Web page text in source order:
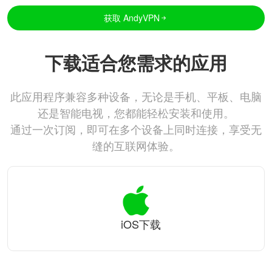
获取 AndyVPN
下载适合您需求的应用
此应用程序兼容多种设备，无论是手机、平板、电脑
还是智能电视，您都能轻松安装和使用。
通过一次订阅，即可在多个设备上同时连接，享受无
缝的互联网体验。
iOS下载